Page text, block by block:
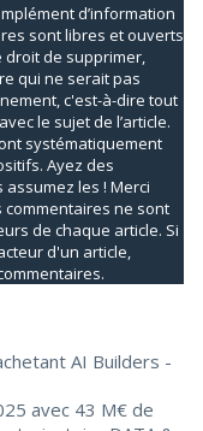
d’information
sont libres et ouverts
de supprimer,
qui ne serait pas
c'est-à-dire tout
le sujet de l’article.
systématiquement
Ayez des
les ! Merci
commentaires ne sont
de chaque article. Si
d'un article,
AI Builders -
avec 43 M€ de